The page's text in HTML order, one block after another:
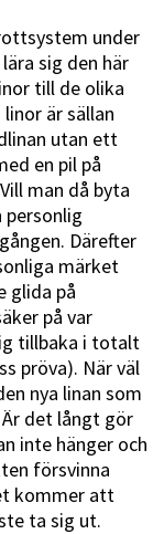
under
sig den här
till de olika
är sällan
utan ett
en pil på
man då byta
Därefter
märket
glida på
på var
tillbaka i totalt
pröva). När väl
nya linan som
det långt gör
inte hänger och
försvinna
kommer att
ta sig ut.